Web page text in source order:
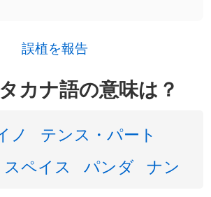
誤植を報告
カナ語の意味は？
ノ
テンス・パート
ペイス
パンダ ナン